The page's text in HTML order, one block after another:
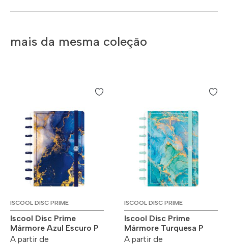
mais da mesma coleção
ISCOOL DISC PRIME
Iscool Disc Prime
Mármore Azul Escuro P
A partir de
ISCOOL DISC PRIME
Iscool Disc Prime
Mármore Turquesa P
A partir de